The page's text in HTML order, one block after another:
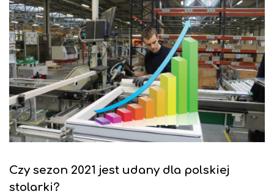
Czy sezon 2021 jest udany dla polskiej
stolarki?